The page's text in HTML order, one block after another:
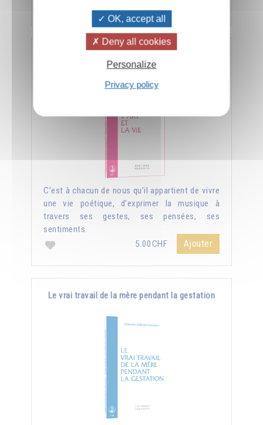
C’est à chacun de nous qu’il appartient de vivre
une vie poétique, d’exprimer la musique à
travers ses gestes, ses pensées, ses
sentiments.
5.00CHF
Ajouter
Le vrai travail de la mère pendant la gestation
OK, accept all
Deny all cookies
Personalize
Privacy policy